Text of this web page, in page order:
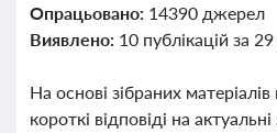
Опрацьовано: 14390 джерел
Виявлено: 10 публікацій за
На основі зібраних
короткі відповіді на